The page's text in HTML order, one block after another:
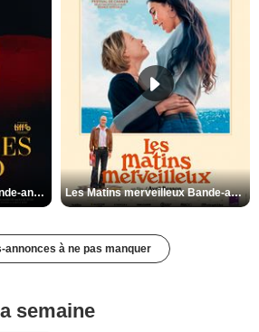
Les Silences de Riyad Bande-annonce VO STFR Les Matins merveilleux Bande-annonce VF
annonces à ne pas manquer
semaine